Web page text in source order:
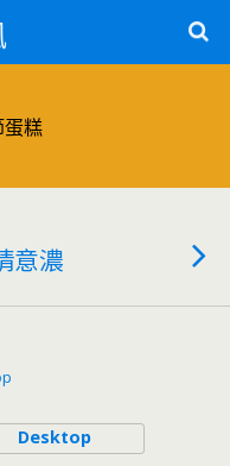
蛋糕
意濃
Desktop